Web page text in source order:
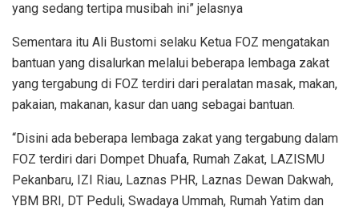
yang sedang tertipa musibah ini” jelasnya
Sementara itu Ali Bustomi selaku Ketua FOZ mengatakan
bantuan yang disalurkan melalui beberapa lembaga zakat
yang tergabung di FOZ terdiri dari peralatan masak, makan,
pakaian, makanan, kasur dan uang sebagai bantuan.
“Disini ada beberapa lembaga zakat yang tergabung dalam
FOZ terdiri dari Dompet Dhuafa, Rumah Zakat, LAZISMU
Pekanbaru, IZI Riau, Laznas PHR, Laznas Dewan Dakwah,
YBM BRI, DT Peduli, Swadaya Ummah, Rumah Yatim dan